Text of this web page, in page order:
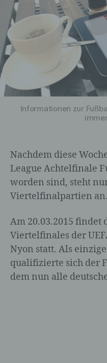
Informationen zur
Nachdem diese
League Achtelfinale
worden sind, steht
Viertelfinalpartien an.
Am 20.03.2015 findet
Viertelfinales der
Nyon statt. Als
qualifizierte sich der
dem nun alle